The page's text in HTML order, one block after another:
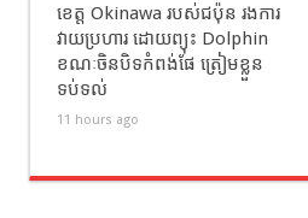
ខេត្ត Okinawa របស់ជប៉ុន រងការ
វាយប្រហារ ដោយព្យុះ Dolphin
ខណៈចិនបិទកំពង់ផែ ត្រៀមខ្លួន
ទប់ទល់
11 hours ago